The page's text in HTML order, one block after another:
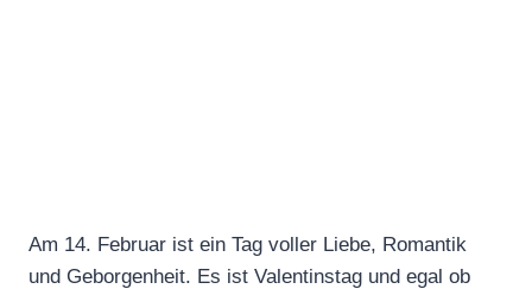
Am 14. Februar ist ein Tag voller Liebe, Romantik
und Geborgenheit. Es ist Valentinstag und egal ob